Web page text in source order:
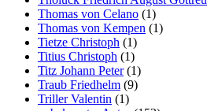
Thomas von Celano (1)
Thomas von Kempen (1)
Tietze Christoph (1)
Titius Christoph (1)
Titz Johann Peter(1)
Traub Friedhelm (9)
Triller Valentin (1)